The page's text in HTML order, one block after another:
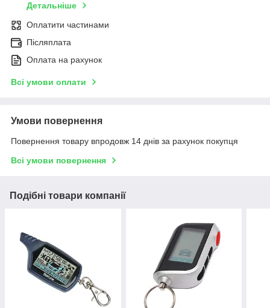
Детальніше
Оплатити частинами
Післяплата
Оплата на рахунок
Всі умови оплати
Умови повернення
Повернення товару впродовж 14 днів за рахунок покупця
Всі умови повернення
Подібні товари компанії